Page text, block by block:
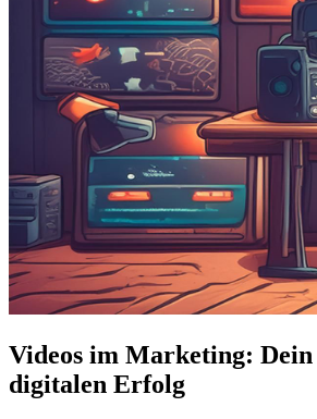
Videos im Marketing: Dein
digitalen Erfolg